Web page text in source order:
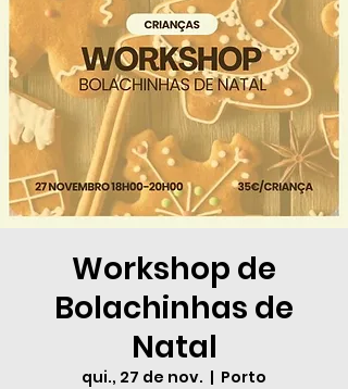
Workshop de
Bolachinhas de
Natal
qui., 27 de nov.
  |
Porto